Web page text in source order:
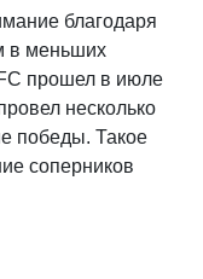
благодаря
в меньших
прошел в июле
несколько
победы. Такое
соперников